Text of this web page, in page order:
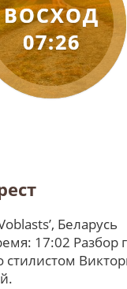
ВОСХОД
07:26
Беларусь
17:02 Разбор
стилистом